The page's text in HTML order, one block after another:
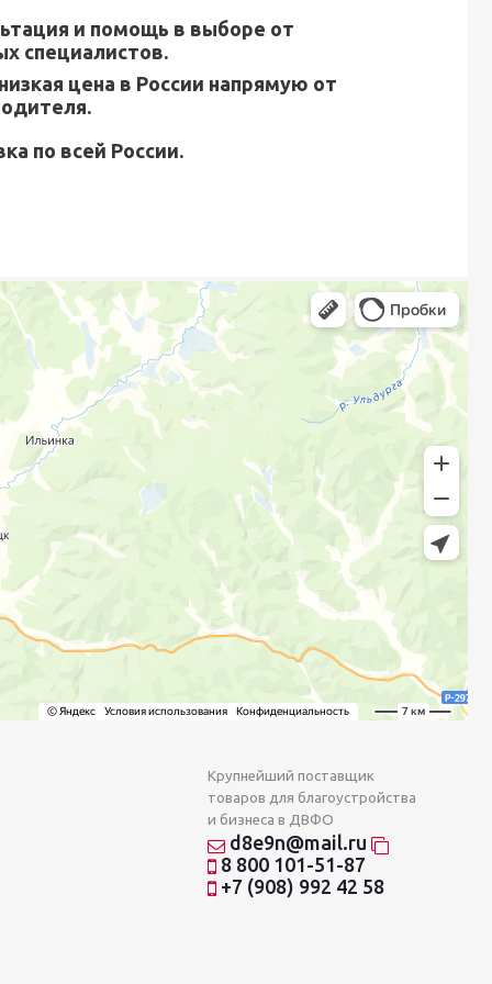
и помощь в выборе от
специалистов.
цена в России напрямую от
по всей России.
Крупнейший поставщик
товаров для благоустройства
и бизнеса в ДВФО
d8e9n@mail.ru
8 800 101-51-87
+7 (908) 992 42 58